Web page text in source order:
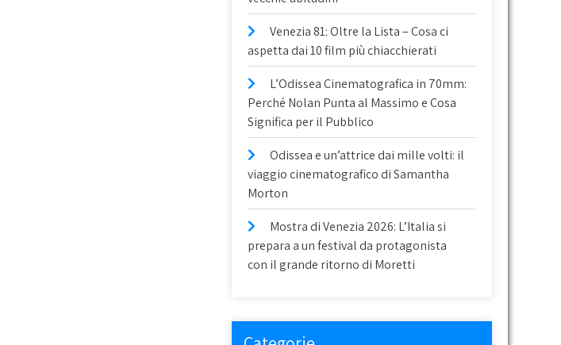
Venezia 81: Oltre la Lista – Cosa ci
aspetta dai 10 film più chiacchierati
L’Odissea Cinematografica in 70mm:
Perché Nolan Punta al Massimo e Cosa
Significa per il Pubblico
Odissea e un’attrice dai mille volti: il
viaggio cinematografico di Samantha
Morton
Mostra di Venezia 2026: L’Italia si
prepara a un festival da protagonista
con il grande ritorno di Moretti